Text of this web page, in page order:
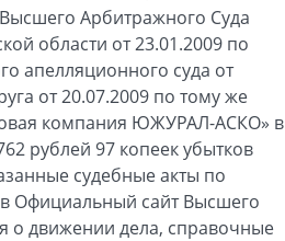
Арбитражного Суда
области от 23.01.2009 по
апелляционного суда от
от 20.07.2009 по тому же
компания ЮЖУРАЛ-АСКО» в
рублей 97 копеек убытков
судебные акты по
Официальный сайт Высшего
о движении дела, справочные